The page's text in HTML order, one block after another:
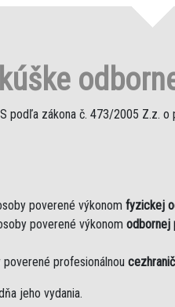
podľa zákona č. 473/2005 Z.z.
poverené výkonom fyzickej
poverené výkonom odbornej
profesionálnou
jeho vydania.